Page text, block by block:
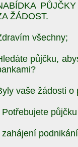
ŽÁDOST.
všechny;
půjčku,
vaše žádosti o
Potřebujete
zahájení